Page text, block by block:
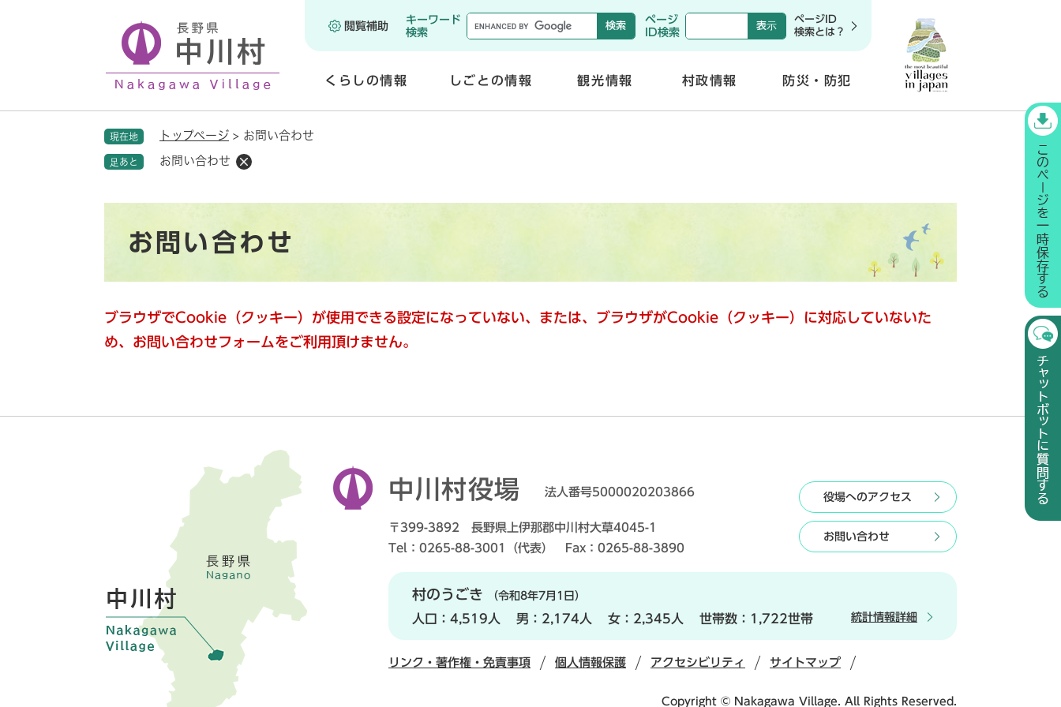
メニューを飛ばして本文へ
閲覧補助
キーワード
検索
ページ
ID検索
ページID
検索とは？
くらしの情報
く
しごとの情報 観光情報 村政情報 防災・防犯
現在地 トップページ > お問い合わせ
足あと お問い合わせ
お問い合わせ
ブラウザでCookie（クッキー）が使用できる設定になっていない、または、ブラウザがCookie（クッキー）に対応していないた
め、お問い合わせフォームをご利用頂けません。
中川村役場 法人番号5000020203866
〒399-3892 長野県上伊那郡中川村大草4045-1
Tel：0265-88-3001（代表） Fax：0265-88-3890
役場へのアクセス
お問い合わせ
村のうごき （令和8年7月1日）
人口： 4,519人 男： 2,174人 女： 2,345人 世帯数： 1,722世帯 統計情報詳細
リンク・著作権・免責事項 個人情報保護 アクセシビリティ サイトマップ
Copyright © Nakagawa Village. All Rights Reserved.